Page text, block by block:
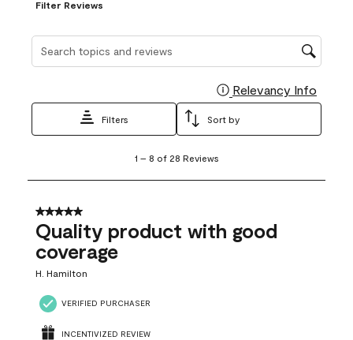
Filter Reviews
Search topics and reviews search region
Relevancy Info
Filters Sort by
8
28
Reviews
1 – 8 of 28 Reviews
5 out of 5 stars.
Quality product with good
coverage
H. Hamilton
VERIFIED PURCHASER
INCENTIVIZED REVIEW